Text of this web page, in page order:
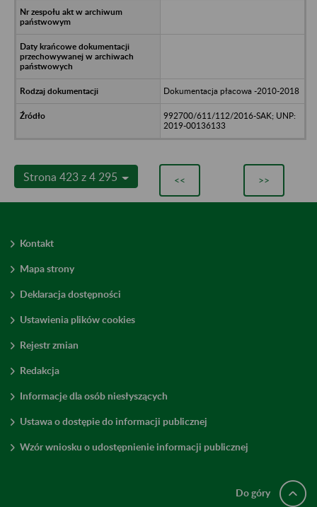
Dokumentacja płacowa -2010-2018
992700/611/112/2016-SAK; UNP:
2019-00136133
Strona 423 z 4 295 << >>
Kontakt
Mapa strony
Deklaracja dostępności
Ustawienia plików cookies
Rejestr zmian
Redakcja
Informacje dla osób niesłyszących
Ustawa o dostępie do informacji publicznej
Wzór wniosku o udostępnienie informacji publicznej
Do góry